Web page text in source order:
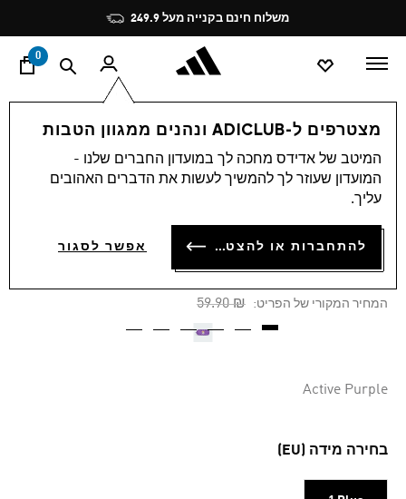
Pause
promotion
rotation
משלוח חינם בקנייה מעל 249.9
0
מצטרפים ל-ADICLUB ונהנים ממגוון הטבות
המיטב של אדידס מחכה לך במועדון החברים שלנו -
המועדון שעוזר לך להמשיך לעשות את הדברים האהובים
עליך.
להתחברות או להצטרפות אפשר לסגור
אקססוריז
MINNIE MOUSE
המחיר המקורי של הפריט: Price reduced from
₪ 59.90
to
Active Purple
בחירה מידה (EU)